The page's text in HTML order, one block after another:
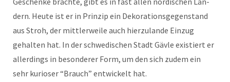
dern. Heute ist er in Prinzip ein Deko­ra­tions­ge­gen­stand
aus Stroh, der mit­tler­weile auch hierzu­lande Einzug
gehal­ten hat. In der schwedis­chen Stadt Gävle existiert er
allerd­ings in beson­der­er Form, um den sich zudem ein
sehr kurios­er “Brauch” entwick­elt hat.